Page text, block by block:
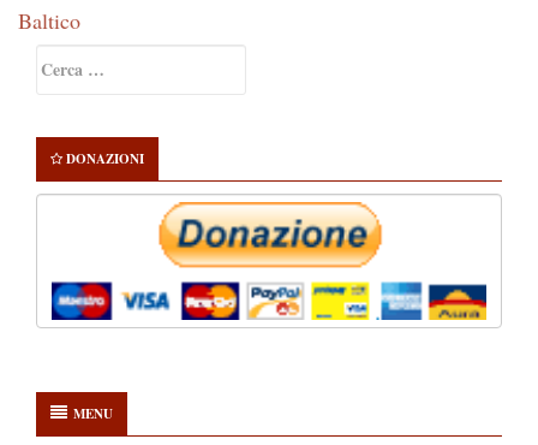
Baltico
Sidebar
DONAZIONI
MENU